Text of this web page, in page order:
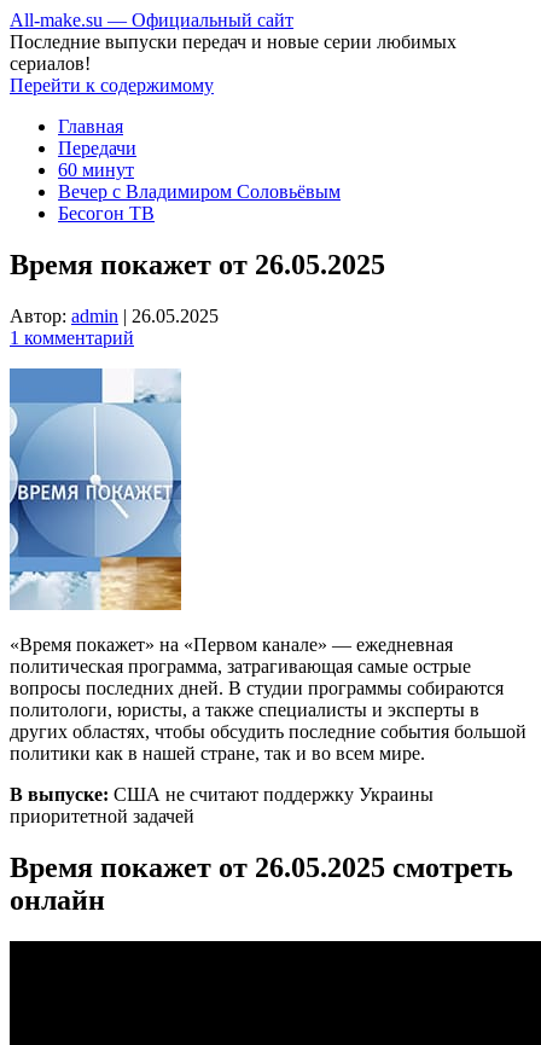
All-make.su — Официальный сайт
Последние выпуски передач и новые серии любимых
сериалов!
Перейти к содержимому
Главная
Передачи
60 минут
Вечер с Владимиром Соловьёвым
Бесогон ТВ
Время покажет от 26.05.2025
Автор: admin | 26.05.2025
1 комментарий
«Время покажет» на «Первом канале» — ежедневная
политическая программа, затрагивающая самые острые
вопросы последних дней. В студии программы собираются
политологи, юристы, а также специалисты и эксперты в
других областях, чтобы обсудить последние события большой
политики как в нашей стране, так и во всем мире.
В выпуске: США не считают поддержку Украины
приоритетной задачей
Время покажет от 26.05.2025 смотреть
онлайн